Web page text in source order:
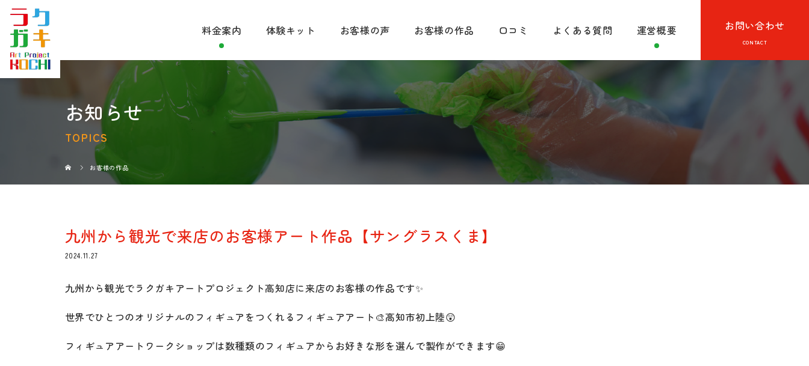
料金案内 体験キット お客様の声 お客様の作品 口コミ よくある質問 運営概要 お問い合わせ
お知らせ
TOPICS
お客様の作品
九州から観光で来店のお客様アート作品【サングラスくま】
2024.11.27
九州から観光でラクガキアートプロジェクト高知店に来店のお客様の作品です✨
世界でひとつのオリジナルのフィギュアをつくれるフィギュアアート🎨高知市初上陸😲
フィギュアアートワークショップは数種類のフィギュアからお好きな形を選んで製作ができます😁